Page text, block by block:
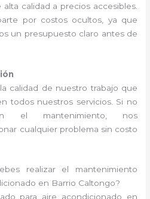
calidad a precios accesibles.
por costos ocultos, ya que
un presupuesto claro antes de
calidad de nuestro trabajo que
todos nuestros servicios. Si no
el mantenimiento, nos
cualquier problema sin costo
realizar el mantenimiento
en Barrio Caltongo?
para aire acondicionado en